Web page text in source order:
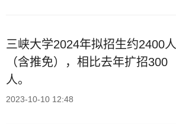
三峡大学2024年拟招生约2400人
（含推免），相比去年扩招300
人。
2023-10-10 12:48